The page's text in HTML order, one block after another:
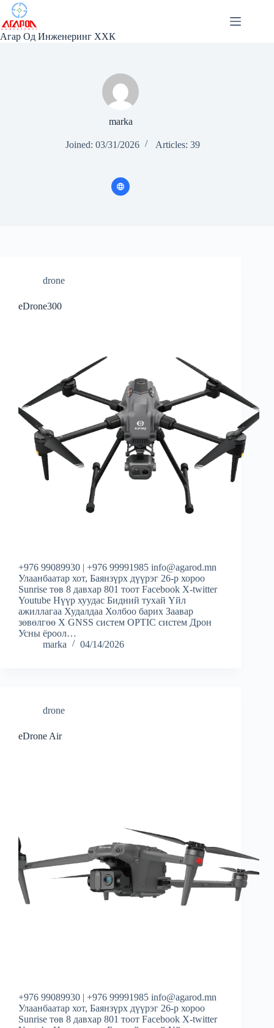
Skip
content
Агар Од Инженеринг ХХК
marka
Joined: 03/31/2026 Articles: 39
drone
eDrone300
+976 99089930 | +976 99991985 info@agarod.mn
Улаанбаатар хот, Баянзүрх дүүрэг 26-р хороо
Sunrise төв 8 давхар 801 тоот Facebook X-twitter
Youtube Нүүр хуудас Бидний тухай Үйл
ажиллагаа Худалдаа Холбоо барих Заавар
зөвөлгөө X GNSS систем OPTIC систем Дрон
Усны ёроол…
marka
04/14/2026
drone
eDrone Air
+976 99089930 | +976 99991985 info@agarod.mn
Улаанбаатар хот, Баянзүрх дүүрэг 26-р хороо
Sunrise төв 8 давхар 801 тоот Facebook X-twitter